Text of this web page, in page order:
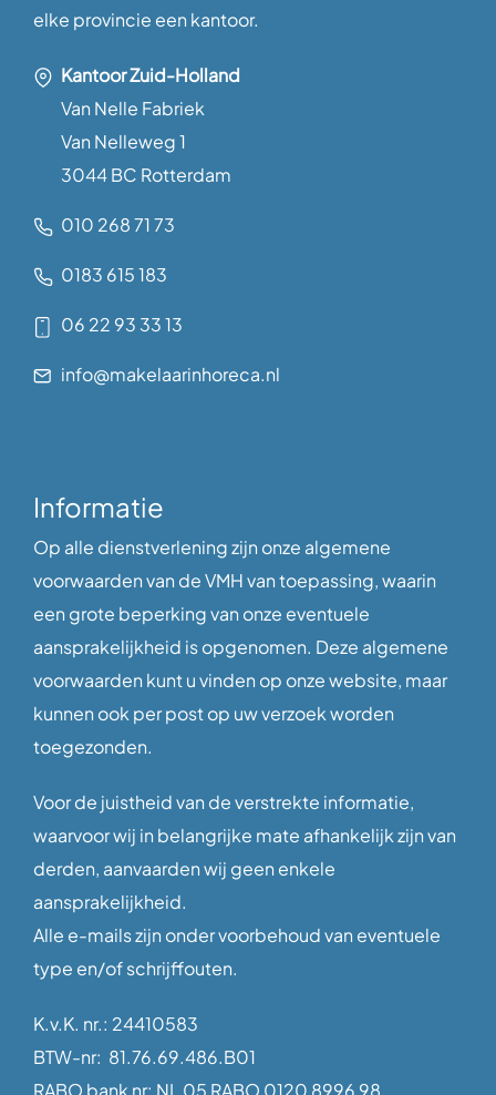
elke provincie een kantoor.
Kantoor Zuid-Holland
Van Nelle Fabriek
Van Nelleweg 1
3044 BC Rotterdam
010 268 71 73
0183 615 183
06 22 93 33 13
info@makelaarinhoreca.nl
Informatie
Op alle dienstverlening zijn onze algemene
voorwaarden van de VMH van toepassing, waarin
een grote beperking van onze eventuele
aansprakelijkheid is opgenomen. Deze algemene
voorwaarden kunt u vinden op onze website, maar
kunnen ook per post op uw verzoek worden
toegezonden.
Voor de juistheid van de verstrekte informatie,
waarvoor wij in belangrijke mate afhankelijk zijn van
derden, aanvaarden wij geen enkele
aansprakelijkheid.
Alle e-mails zijn onder voorbehoud van eventuele
type en/of schrijffouten.
K.v.K. nr.: 24410583
BTW-nr: 81.76.69.486.B01
RABO bank nr: NL 05 RABO 0120 8996 98